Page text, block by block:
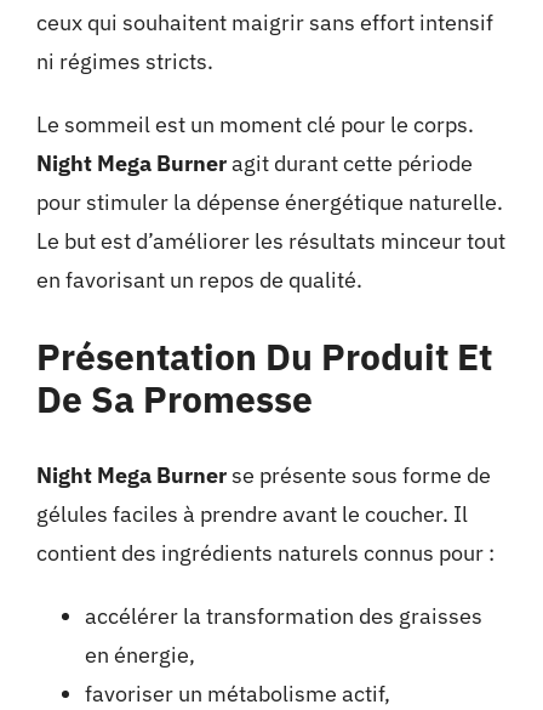
ceux qui souhaitent maigrir sans effort intensif
ni régimes stricts.
Le sommeil est un moment clé pour le corps.
Night Mega Burneragit durant cette période
pour stimuler la dépense énergétique naturelle.
Le but est d’améliorer les résultats minceur tout
en favorisant un repos de qualité.
Présentation Du Produit Et
De Sa Promesse
Night Mega Burnerse présente sous forme de
gélules faciles à prendre avant le coucher. Il
contient des ingrédients naturels connus pour :
accélérer la transformation des graisses
en énergie,
favoriser un métabolisme actif,